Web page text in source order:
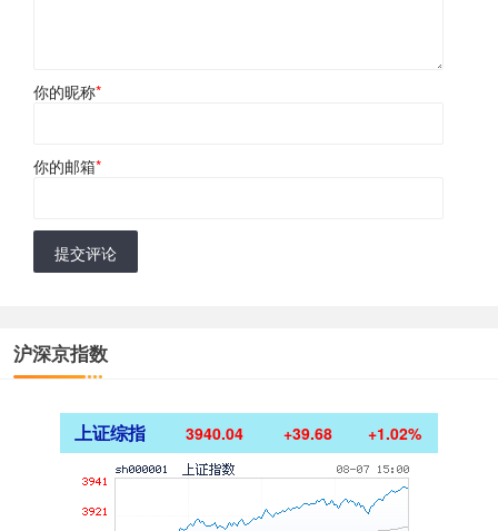
你的昵称*
你的邮箱*
提交评论
沪深京指数
上证综指 3940.04 +39.68 +1.02%